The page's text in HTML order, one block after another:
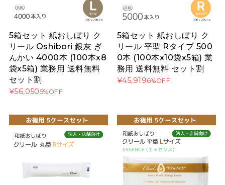
5箱セット 紙おしぼり ク
リール Oshibori 銀灰 ぎ
んかい 4000本 (100本x8
袋x5箱) 業務用 送料無料
セット割
¥56,0505%OFF
5箱セット 紙おしぼり ク
リール 平型 Rタイプ 500
0本 (100本x10袋x5箱) 業
務用 送料無料 セット割
¥45,9196%OFF